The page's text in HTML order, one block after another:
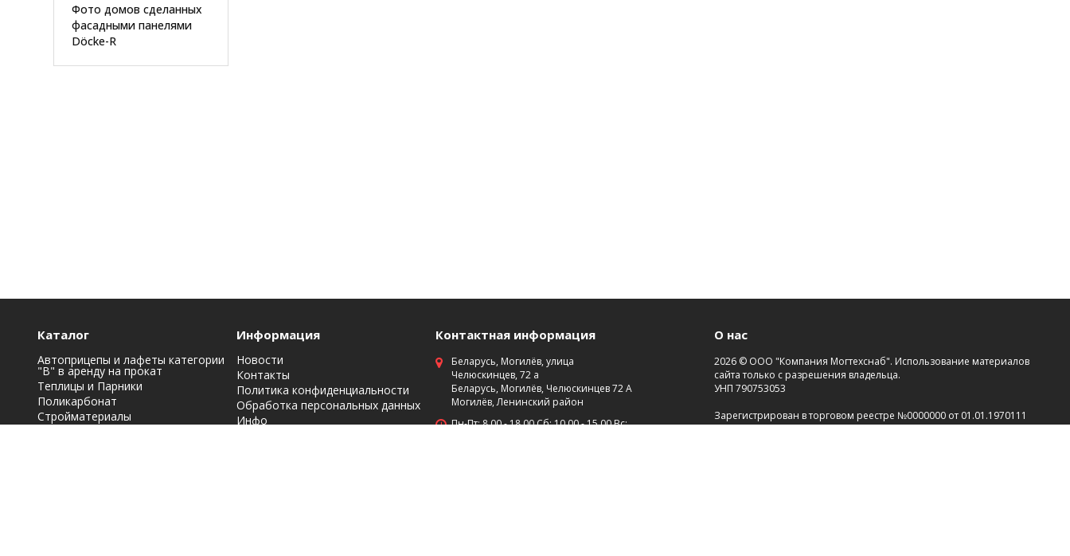
Фото домов сделанных
фасадными панелями
Döcke-R
Каталог
Автоприцепы и лафеты категории
"B" в аренду на прокат
Теплицы и Парники
Поликарбонат
Стройматериалы
Информация
Новости
Контакты
Политика конфиденциальности
Обработка персональных данных
Инфо
Контактная информация
Беларусь, Могилёв, улица
Челюскинцев, 72 а
Беларусь, Могилёв, Челюскинцев 72 А
Могилёв, Ленинский район
Пн-Пт: 8 00 - 18 00 Сб: 10 00 - 15 00 Вс:
О нас
2026 © ООО "Компания Могтехснаб". Использование материалов
сайта только с разрешения владельца.
УНП 790753053
Зарегистрирован в торговом реестре №0000000 от 01.01.1970111